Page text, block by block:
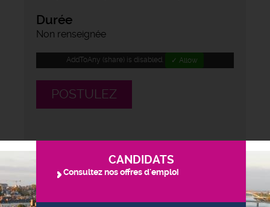
Durée
Non renseignée
AddToAny (share) is disabled. ✓ Allow
POSTULEZ
CANDIDATS
Consultez nos offres d'emploi